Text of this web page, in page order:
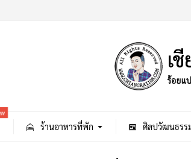
ร้านอาหารที่พัก ศิลปวัฒนธรร